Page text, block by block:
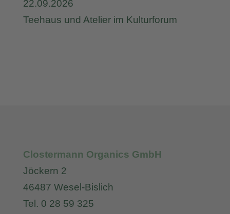
22.09.2026
Teehaus und Atelier im Kulturforum
Clostermann Organics GmbH
Jöckern 2
46487 Wesel-Bislich
Tel. 0 28 59 325